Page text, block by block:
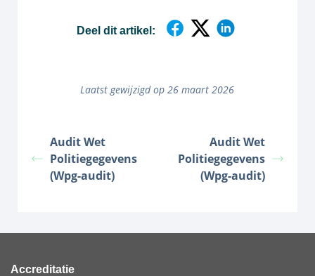
Deel dit artikel:
Laatst gewijzigd op 26 maart 2026
Audit Wet
Politiegegevens
(Wpg-audit)
Audit Wet
Politiegegevens
(Wpg-audit)
Accreditatie